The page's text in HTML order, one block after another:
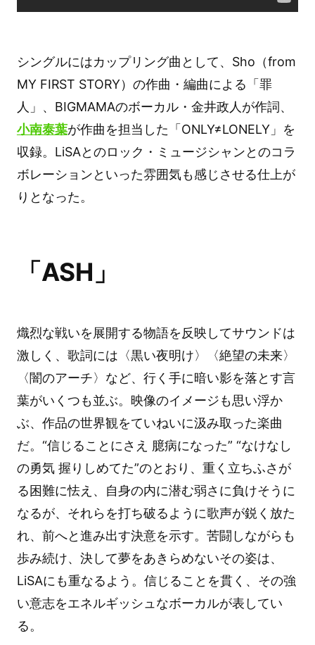
シングルにはカップリング曲として、Sho（from
MY FIRST STORY）の作曲・編曲による「罪
人」、BIGMAMAのボーカル・金井政人が作詞、
小南泰葉が作曲を担当した「ONLY≠LONELY」を
収録。LiSAとのロック・ミュージシャンとのコラ
ボレーションといった雰囲気も感じさせる仕上が
りとなった。
「ASH」
熾烈な戦いを展開する物語を反映してサウンドは
激しく、歌詞には〈黒い夜明け〉〈絶望の未来〉
〈闇のアーチ〉など、行く手に暗い影を落とす言
葉がいくつも並ぶ。映像のイメージも思い浮か
ぶ、作品の世界観をていねいに汲み取った楽曲
だ。“信じることにさえ 臆病になった” “なけなし
の勇気 握りしめてた”のとおり、重く立ちふさが
る困難に怯え、自身の内に潜む弱さに負けそうに
なるが、それらを打ち破るように歌声が鋭く放た
れ、前へと進み出す決意を示す。苦闘しながらも
歩み続け、決して夢をあきらめないその姿は、
LiSAにも重なるよう。信じることを貫く、その強
い意志をエネルギッシュなボーカルが表してい
る。